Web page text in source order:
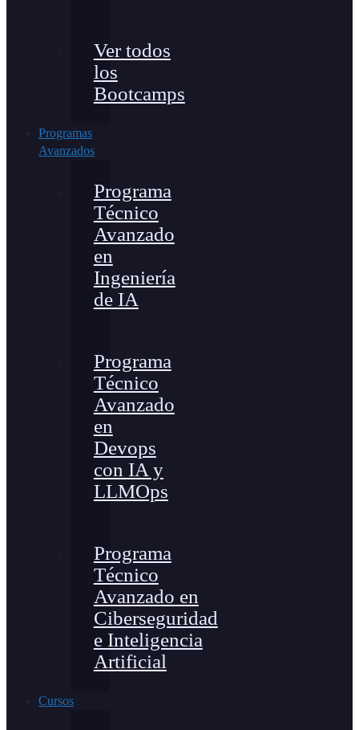
Ver todos
los
Bootcamps
Programas
Avanzados
Programa
Técnico
Avanzado
en
Ingeniería
de IA
Programa
Técnico
Avanzado
en
Devops
con IA y
LLMOps
Programa
Técnico
Avanzado en
Ciberseguridad
e Inteligencia
Artificial
Cursos